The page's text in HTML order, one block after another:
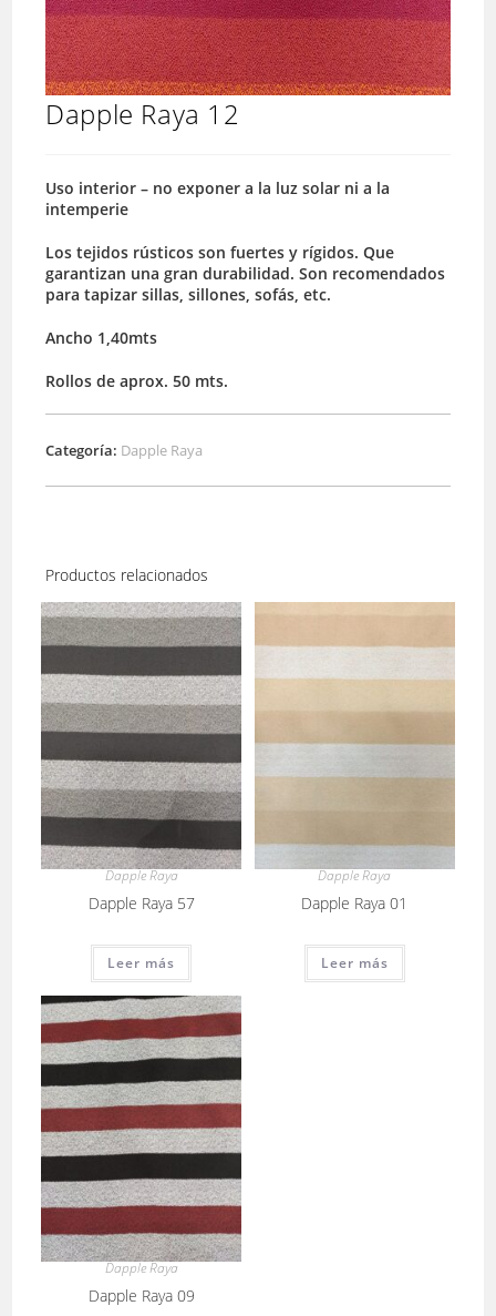
Dapple Raya 12
Uso interior – no exponer a la luz solar ni a la
intemperie
Los tejidos rústicos son fuertes y rígidos. Que
garantizan una gran durabilidad. Son recomendados
para tapizar sillas, sillones, sofás, etc.
Ancho 1,40mts
Rollos de aprox. 50 mts.
Categoría: Dapple Raya
Productos relacionados
Dapple Raya
Dapple Raya 57
Leer más
Dapple Raya
Dapple Raya 01
Leer más
Dapple Raya
Dapple Raya 09